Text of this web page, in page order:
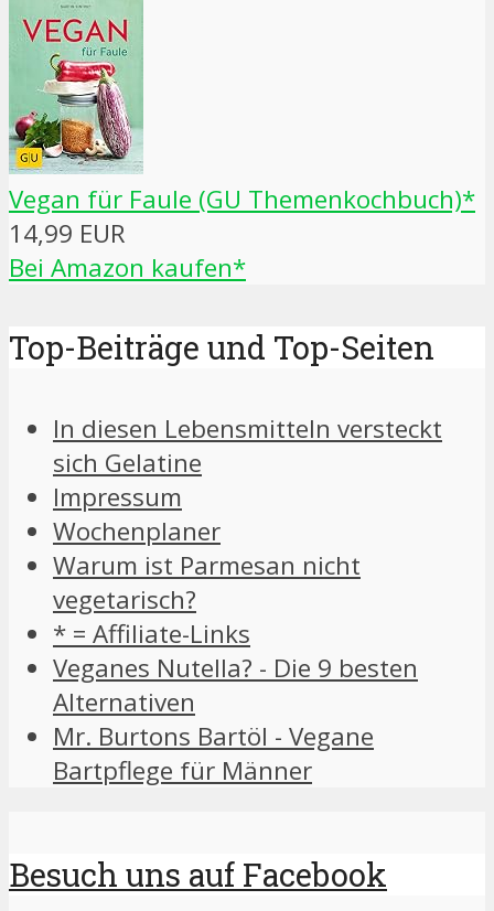
Vegan für Faule (GU Themenkochbuch)*
14,99 EUR
Bei Amazon kaufen*
Top-Beiträge und Top-Seiten
In diesen Lebensmitteln versteckt
sich Gelatine
Impressum
Wochenplaner
Warum ist Parmesan nicht
vegetarisch?
* = Affiliate-Links
Veganes Nutella? - Die 9 besten
Alternativen
Mr. Burtons Bartöl - Vegane
Bartpflege für Männer
Besuch uns auf Facebook